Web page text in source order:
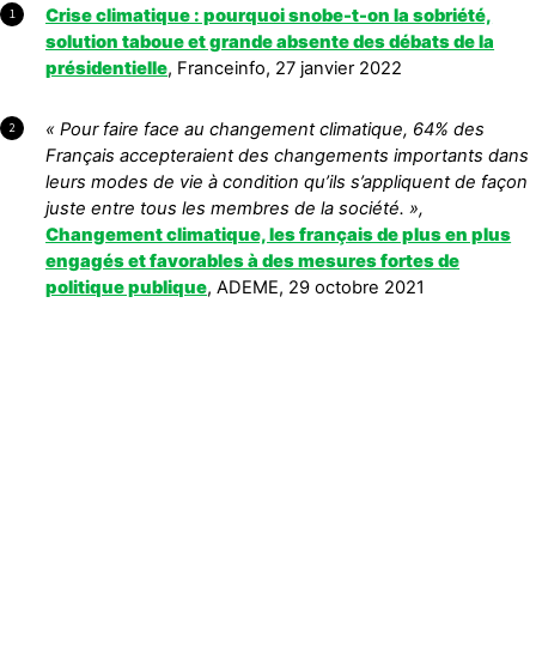
1
Crise climatique : pourquoi snobe-t-on la sobriété,
solution taboue et grande absente des débats de la
présidentielle, Franceinfo, 27 janvier 2022
2 «Pour faire face au changement climatique, 64% des
Français accepteraient des changements importants dans
leurs modes de vie à condition qu’ils s’appliquent de façon
juste entre tous les membres de la société. »,
Changement climatique, les français de plus en plus
engagés et favorables à des mesures fortes de
politique publique, ADEME, 29 octobre 2021